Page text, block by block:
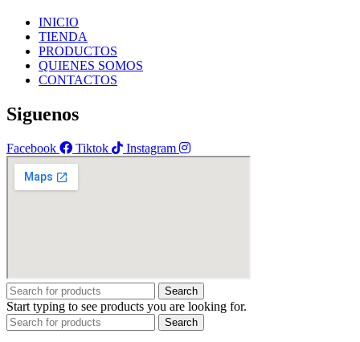
INICIO
TIENDA
PRODUCTOS
QUIENES SOMOS
CONTACTOS
Siguenos
Facebook Tiktok Instagram
Search
Start typing to see products you are looking for.
Search